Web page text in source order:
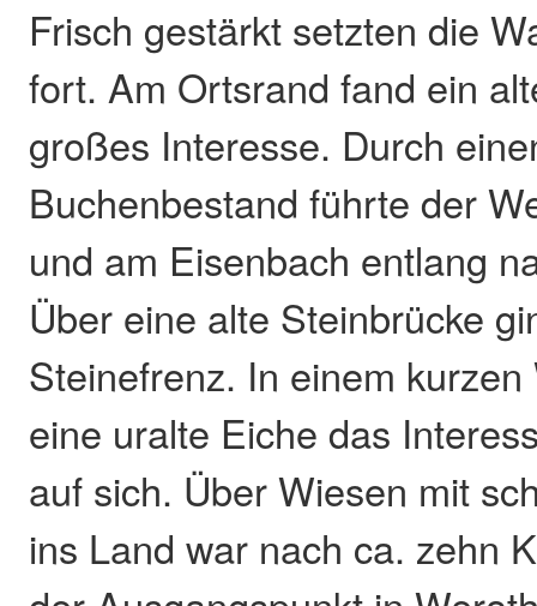
Frisch gestärkt setzten die
fort. Am Ortsrand fand ein
großes Interesse. Durch
Buchenbestand führte der
und am Eisenbach entlang
Über eine alte Steinbrücke
Steinefrenz. In einem
eine uralte Eiche das
auf sich. Über Wiesen mit
ins Land war nach ca. zehn